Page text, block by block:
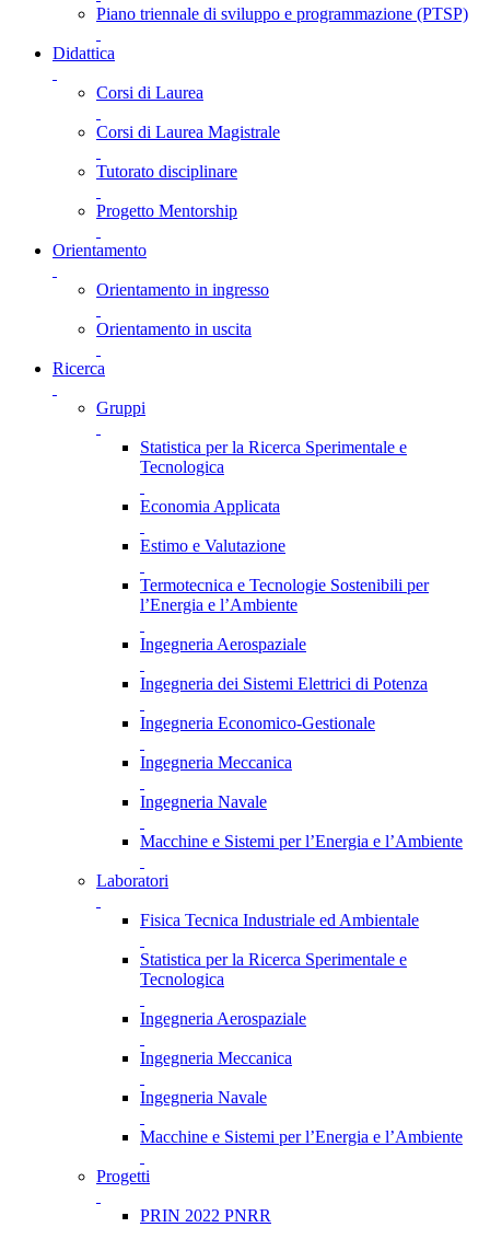
Piano triennale di sviluppo e programmazione (PTSP)
Didattica
Corsi di Laurea
Corsi di Laurea Magistrale
Tutorato disciplinare
Progetto Mentorship
Orientamento
Orientamento in ingresso
Orientamento in uscita
Ricerca
Gruppi
Statistica per la Ricerca Sperimentale e
Tecnologica
Economia Applicata
Estimo e Valutazione
Termotecnica e Tecnologie Sostenibili per
l’Energia e l’Ambiente
Ingegneria Aerospaziale
Ingegneria dei Sistemi Elettrici di Potenza
Ingegneria Economico-Gestionale
Ingegneria Meccanica
Ingegneria Navale
Macchine e Sistemi per l’Energia e l’Ambiente
Laboratori
Fisica Tecnica Industriale ed Ambientale
Statistica per la Ricerca Sperimentale e
Tecnologica
Ingegneria Aerospaziale
Ingegneria Meccanica
Ingegneria Navale
Macchine e Sistemi per l’Energia e l’Ambiente
Progetti
PRIN 2022 PNRR